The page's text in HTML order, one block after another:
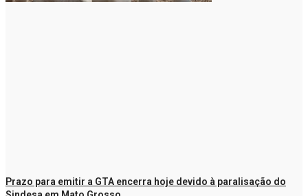
Prazo para emitir a GTA encerra hoje devido à paralisação do